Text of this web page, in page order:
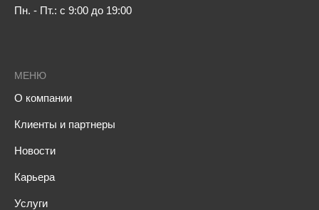
МЕНЮ
О компании
Клиенты и партнеры
Новости
Карьера
Услуги
Пн. - Пт.: с 9:00 до 19:00